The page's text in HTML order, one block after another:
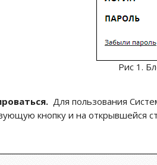
Рис 1.
Для пользования
кнопку и на открывшейся